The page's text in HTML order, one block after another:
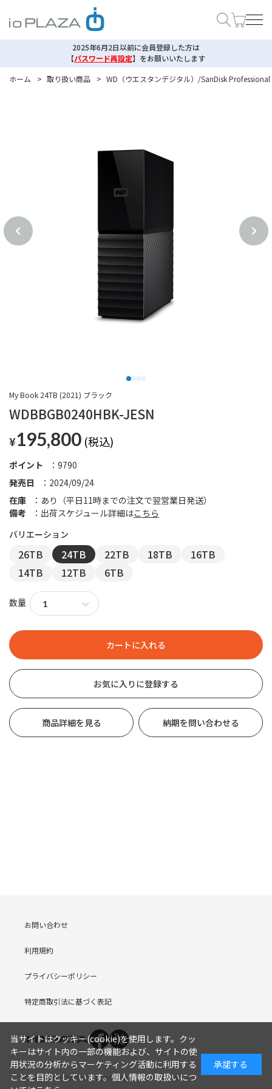
2025年6月2日以前に会員登録した方は
【パスワード再設定】 をお願いいたします
ホーム
> 取り扱い商品 > WD（ウエスタンデジタル）/SanDisk Professional
WDBBGB0240HBK-JESN
My Book 24TB (2021) ブラック
¥195,800
発売日 2024/09/24
ポイント 9790
在庫
あり（平日11時までの注文で翌営業日発送）
備考
出荷スケジュール詳細はこちら
26TB 24TB 22TB 18TB
16TB
14TB
12TB 6TB
数量
お気に入りに登録する
商品詳細を見る 納期を問い合わせる
お問い合わせ
利用規約
プライバシーポリシー
特定商取引法に基づく表記
COPYRIGHT (C) I-O DATA DEVICE, INC. Since 2005.9.19
当サイトはクッキー(cookie)を使用します。クッ
キーはサイト内の一部の機能および、サイトの使
用状況の分析からマーケティング活動に利用する
ことを目的としています。個人情報の取扱いにつ
承諾する